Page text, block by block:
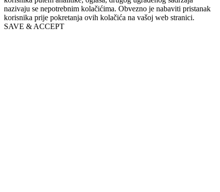
nazivaju se nepotrebnim kolačićima. Obvezno je nabaviti pristanak
korisnika prije pokretanja ovih kolačića na vašoj web stranici.
SAVE & ACCEPT